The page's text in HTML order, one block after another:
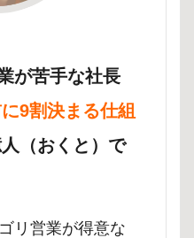
が苦手な社長
9割決まる仕組
（おくと）で
リ営業が得意な